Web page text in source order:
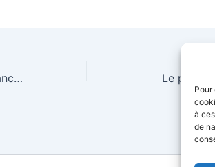
Pour
à
de
Nouveau ! Votre forum assistance Ciel Telecom Le pack